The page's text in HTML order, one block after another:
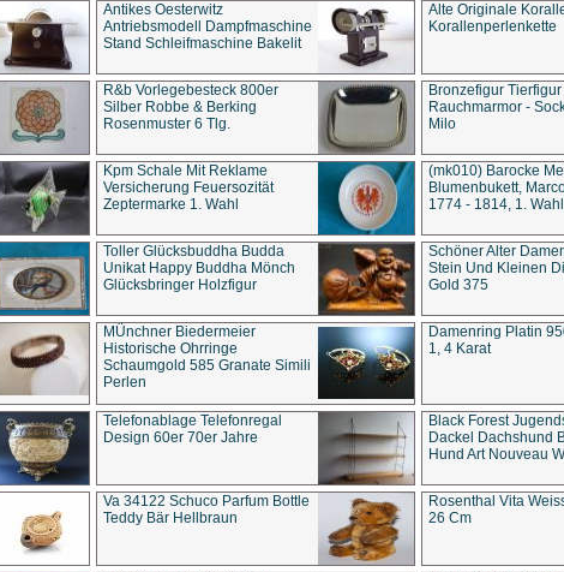
Antikes Oesterwitz
Antriebsmodell Dampfmaschine
Stand Schleifmaschine Bakelit
Alte Originale
Korallenperlenkette
R&b Vorlegebesteck 800er
Silber Robbe & Berking
Rosenmuster 6 Tlg.
Bronzefigur
Rauchmarmor -
Milo
Kpm Schale Mit Reklame
Versicherung Feuersozität
Zeptermarke 1. Wahl
(mk010) Barocke
Blumenbukett,
1774 - 1814, 1. Wahl
Toller Glücksbuddha Budda
Unikat Happy Buddha Mönch
Glücksbringer Holzfigur
Schöner Alter
Stein Und Kleinen
Gold 375
MÜnchner Biedermeier
Historische Ohrringe
Schaumgold 585 Granate Simili
Perlen
Damenring Platin
1, 4 Karat
Telefonablage Telefonregal
Design 60er 70er Jahre
Black Forest
Dackel Dachshund
Hund Art Nouveau
Va 34122 Schuco Parfum Bottle
Teddy Bär Hellbraun
Rosenthal Vita
26 Cm